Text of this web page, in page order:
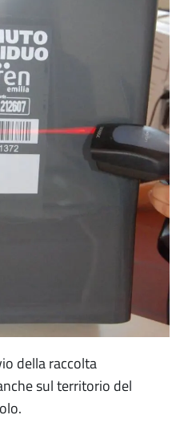
della raccolta
sul territorio del